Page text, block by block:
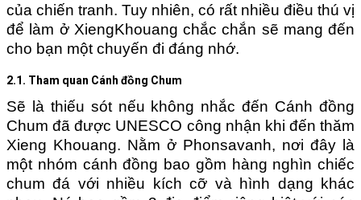
của chiến tranh. Tuy nhiên, có rất nhiều điều thú vị
để làm ở XiengKhouang chắc chắn sẽ mang đến
cho bạn một chuyến đi đáng nhớ.
2.1. Tham quan Cánh đồng Chum
Sẽ là thiếu sót nếu không nhắc đến Cánh đồng
Chum đã được UNESCO công nhận khi đến thăm
Xieng Khouang. Nằm ở Phonsavanh, nơi đây là
một nhóm cánh đồng bao gồm hàng nghìn chiếc
chum đá với nhiều kích cỡ và hình dạng khác